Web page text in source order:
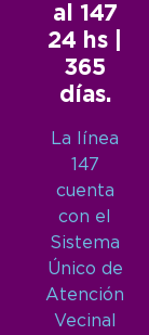
al 147
24 hs |
365
días.
La línea
147
cuenta
con el
Sistema
Único de
Atención
Vecinal